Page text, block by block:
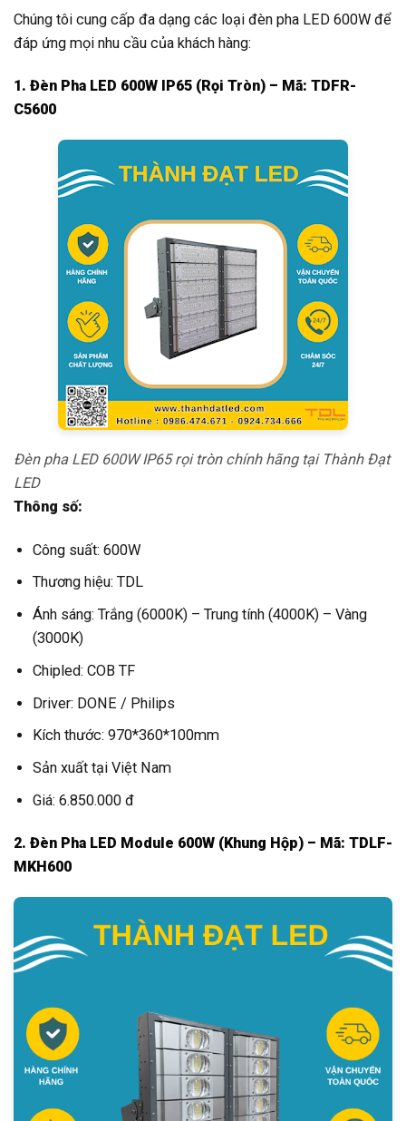
Chúng tôi cung cấp đa dạng các loại đèn pha LED 600W để
đáp ứng mọi nhu cầu của khách hàng:
1. Đèn Pha LED 600W IP65 (Rọi Tròn) – Mã: TDFR-
C5600
Đèn pha LED 600W IP65 rọi tròn chính hãng tại Thành Đạt
LED
Thông số:
Công suất: 600W
Thương hiệu: TDL
Ánh sáng: Trắng (6000K) – Trung tính (4000K) – Vàng
(3000K)
Chipled: COB TF
Driver: DONE / Philips
Kích thước: 970*360*100mm
Sản xuất tại Việt Nam
Giá: 6.850.000 đ
2. Đèn Pha LED Module 600W (Khung Hộp) – Mã: TDLF-
MKH600